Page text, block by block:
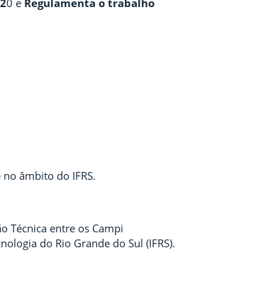
âmbito do IFRS.
Técnica entre os Campi
do Rio Grande do Sul (IFRS).